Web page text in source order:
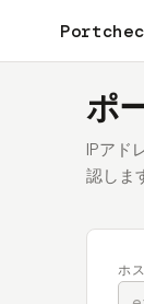
ポ
IPアド
認しま
ホ